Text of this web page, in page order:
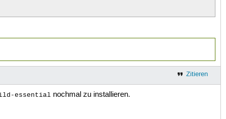
Zitieren
essential nochmal zu installieren.